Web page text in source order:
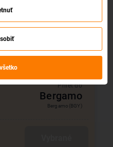
- Bergamo
Prílet do
Bergamo
Bergamo (BGY)